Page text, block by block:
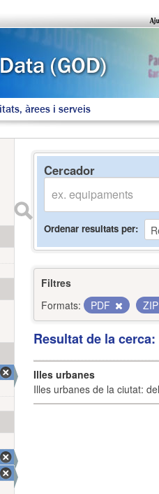
àrees i serveis
Cercador
Ordenar resultats per
Filtres
Formats:
PDF
Resultat de la
Illes urbanes
Illes urbanes de la ciutat: